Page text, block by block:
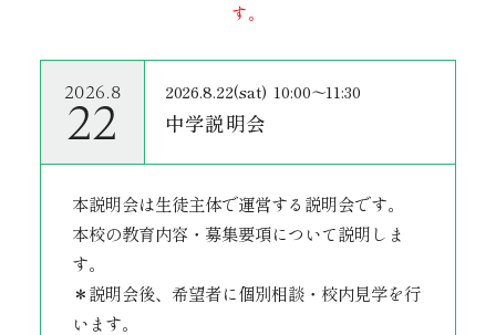
す。
2026.8
22
2026.8.22(sat) 10:00～11:30
中学説明会
本説明会は生徒主体で運営する説明会です。
本校の教育内容・募集要項について説明しま
す。
＊説明会後、希望者に個別相談・校内見学を行
います。